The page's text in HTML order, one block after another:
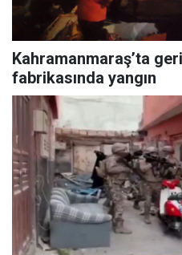
Kahramanmaraş’ta
fabrikasında yangın